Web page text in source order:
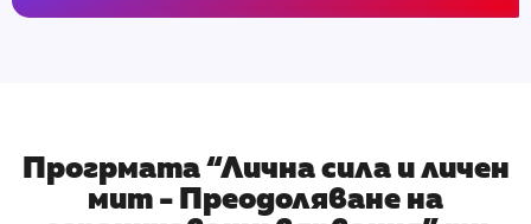
Прогрмата “Лична сила и личен
мит - Преодоляване на